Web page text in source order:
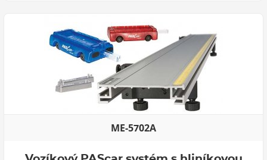
ME-5702A